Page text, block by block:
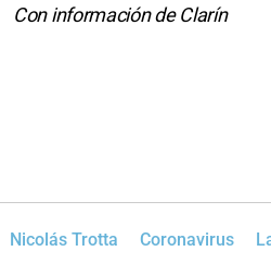
Con información de Clarín
Nicolás Trotta Coronavirus